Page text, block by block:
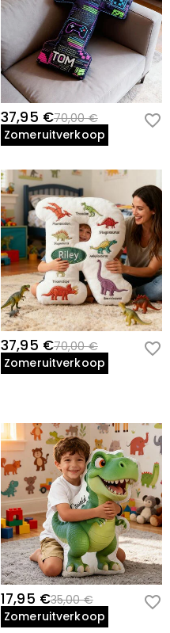
37,95 €70,00 €
Zomeruitverkoop
37,95 €70,00 €
Zomeruitverkoop
17,95 €35,00 €
Zomeruitverkoop